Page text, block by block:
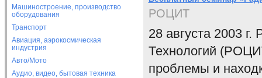
Машиностроение, производство
оборудования
Транспорт
Авиация, аэрокосмическая
индустрия
Авто/Мото
Аудио, видео, бытовая техника
РОЦИТ
28 августа 2003
Технологий
проблемы и